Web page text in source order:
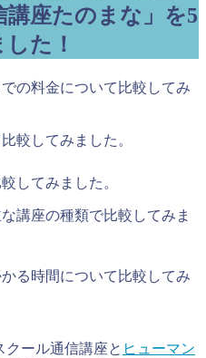
座たのまな」を5
た！
の料金について比較してみ
較してみました。
してみました。
講座の種類で比較してみま
る時間について比較してみ
クール通信講座と ヒューマン